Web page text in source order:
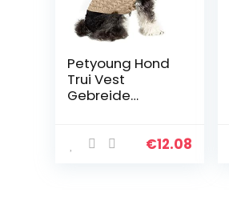
Petyoung Hond
Trui Vest
Gebreide
Puppy Kleding
€12.08